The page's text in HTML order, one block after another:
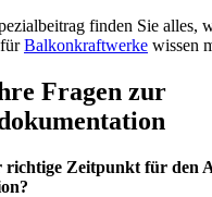
finden Sie alles,
Balkonkraftwerke wissen
Fragen zur
richtige Zeitpunkt für den